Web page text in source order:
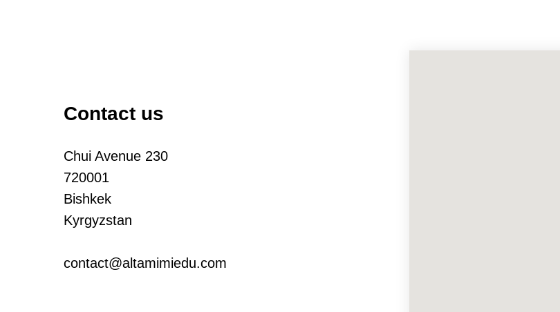
Contact us
Chui Avenue 230
720001
Bishkek
Kyrgyzstan
contact@altamimiedu.com